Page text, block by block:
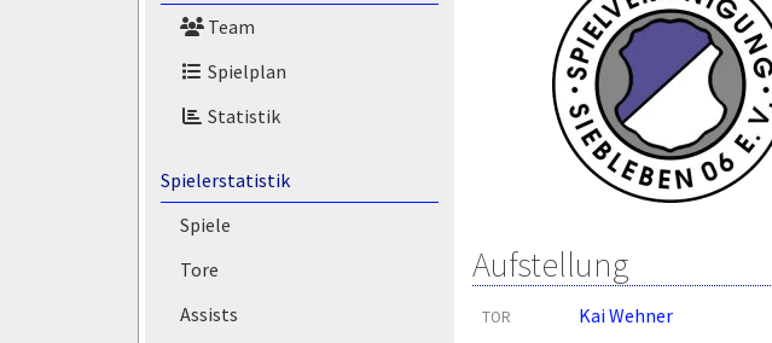
Team
Spielplan
Statistik
Spielerstatistik
Spiele
Tore
Assists
Aufstellung
TOR Kai Wehner